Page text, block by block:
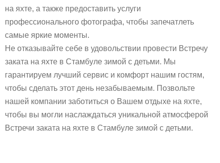
на яхте, а также предоставить услуги
профессионального фотографа, чтобы запечатлеть
самые яркие моменты.
Не отказывайте себе в удовольствии провести Встречу
заката на яхте в Стамбуле зимой с детьми. Мы
гарантируем лучший сервис и комфорт нашим гостям,
чтобы сделать этот день незабываемым. Позвольте
нашей компании заботиться о Вашем отдыхе на яхте,
чтобы вы могли наслаждаться уникальной атмосферой
Встречи заката на яхте в Стамбуле зимой с детьми.